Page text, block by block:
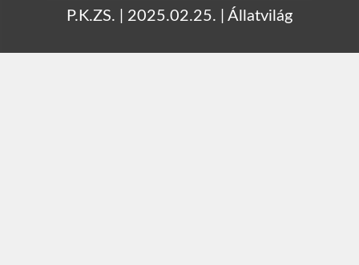
P.K.ZS. 2025.02.25. Állatvilág